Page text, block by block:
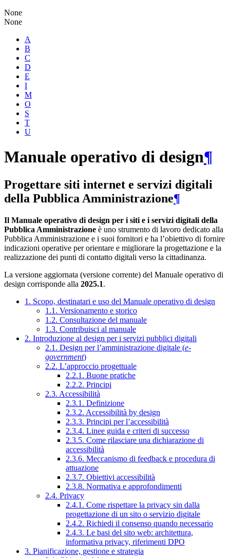
None
None
A
B
C
D
E
I
M
O
S
T
U
Manuale operativo di design¶
Progettare siti internet e servizi digitali
della Pubblica Amministrazione¶
Il Manuale operativo di design per i siti e i servizi digitali della
Pubblica Amministrazione è uno strumento di lavoro dedicato alla
Pubblica Amministrazione e i suoi fornitori e ha l’obiettivo di fornire
indicazioni operative per orientare e migliorare la progettazione e la
realizzazione dei punti di contatto digitali verso la cittadinanza.
La versione aggiornata (versione corrente) del Manuale operativo di
design corrisponde alla 2025.1.
1. Scopo, destinatari e uso del Manuale operativo di design
1.1. Versionamento e storico
1.2. Consultazione del manuale
1.3. Contribuisci al manuale
2. Introduzione al design per i servizi pubblici digitali
2.1. Design per l’amministrazione digitale (e-
government)
2.2. L’approccio progettuale
2.2.1. Buone pratiche
2.2.2. Principi
2.3. Accessibilità
2.3.1. Definizione
2.3.2. Accessibilità by design
2.3.3. Principi per l’accessibilità
2.3.4. Linee guida e criteri di successo
2.3.5. Come rilasciare una dichiarazione di
accessibilità
2.3.6. Meccanismo di feedback e procedura di
attuazione
2.3.7. Obiettivi accessibilità
2.3.8. Normativa e approfondimenti
2.4. Privacy
2.4.1. Come rispettare la privacy sin dalla
progettazione di un sito o servizio digitale
2.4.2. Richiedi il consenso quando necessario
2.4.3. Le basi del sito web: architettura,
informativa privacy, riferimenti DPO
3. Pianificazione, gestione e strategia